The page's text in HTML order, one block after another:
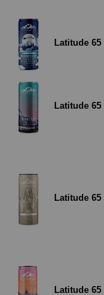
Latitude
Latitude
Latitude
Latitude